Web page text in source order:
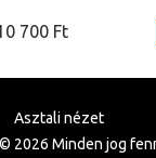
700 Ft
Asztali nézet
2026 Minden jog